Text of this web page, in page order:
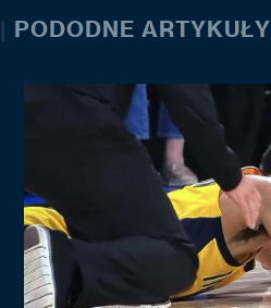
| PODODNE ARTYKUŁY